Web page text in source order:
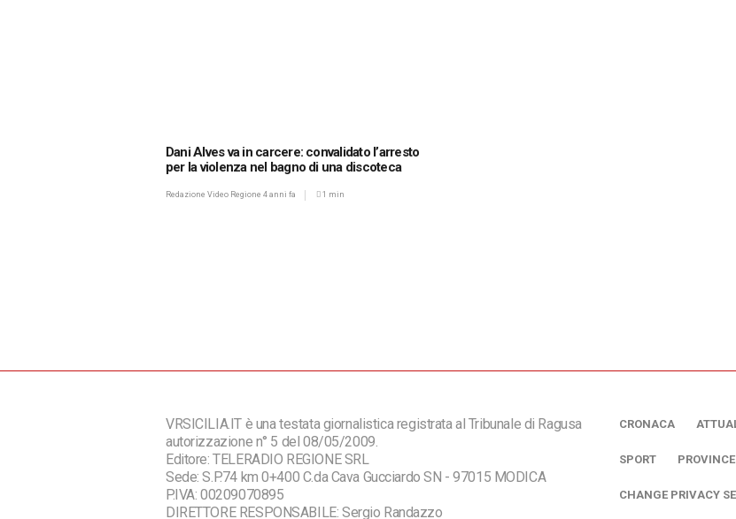
Dani Alves va in carcere: convalidato l’arresto
per la violenza nel bagno di una discoteca
Redazione Video Regione 4 anni fa 1 min
VRSICILIA.IT è una testata giornalistica registrata al Tribunale di Ragusa
autorizzazione n° 5 del 08/05/2009.
Editore: TELERADIO REGIONE SRL
Sede: S.P.74 km 0+400 C.da Cava Gucciardo SN - 97015 MODICA
P.IVA: 00209070895
DIRETTORE RESPONSABILE: Sergio Randazzo
CRONACA
SPORT PROVINCE
CHANGE PRIVACY